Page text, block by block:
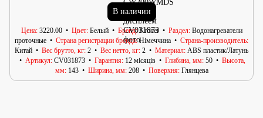
В наличии
Цена 3220.00 Цвет Белый Бренд Kroner Раздел Водонагреватели
проточные
Страна регистрации бренда Німеччина
Страна-производитель
Китай
Вес брутто, кг 2 Вес нетто, кг 2 Материал ABS пластик/Латунь
Артикул CV031873 Гарантия 12 місяців Глибина, мм 50
Высота,
мм 143 Ширина, мм 208 Поверхня Глянцева